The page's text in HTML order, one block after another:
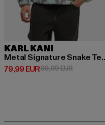
KARL KANI
Metal
79,99 EUR
Derzeitiger Preis: 79,99 EUR
99,99 EUR